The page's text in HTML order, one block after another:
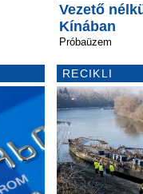
Vezető
Kínában
Próbaüzem
RECIKLI